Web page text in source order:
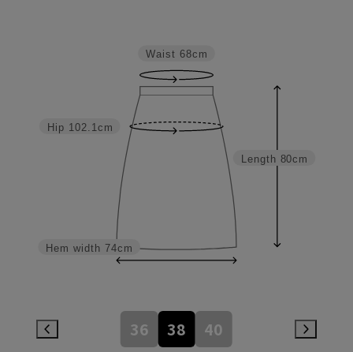
Length 80cm
Hem width 74cm
Hip 102.1cm
Waist 68cm
36 38 40